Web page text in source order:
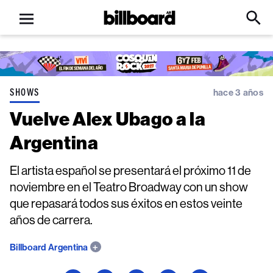
Open
menu
Billboard
Click
Input
SHOWS hace 3 años
Vuelve Alex Ubago a la
Argentina
El artista español se presentará el próximo 11 de
noviembre en el Teatro Broadway con un show
que repasará todos sus éxitos en estos veinte
años de carrera.
Billboard Argentina